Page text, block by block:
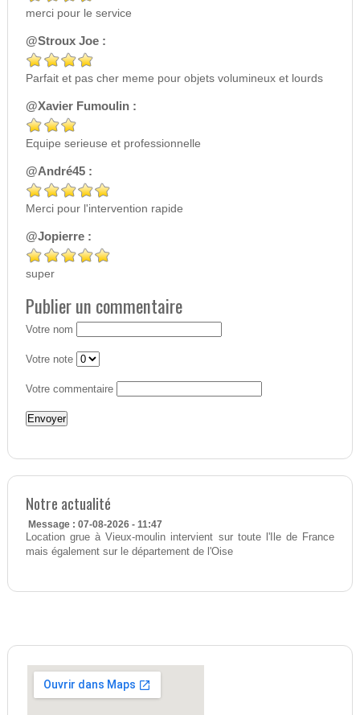
merci pour le service
@Stroux Joe :
Parfait et pas cher meme pour objets volumineux et lourds
@Xavier Fumoulin :
Equipe serieuse et professionnelle
@André45 :
Merci pour l'intervention rapide
@Jopierre :
super
Publier un commentaire
Votre nom
Votre note
Votre commentaire
Notre actualité
Message : 07-08-2026 - 11:47
Location grue à Vieux-moulin intervient sur toute l'Ile de France
mais également sur le département de l'Oise